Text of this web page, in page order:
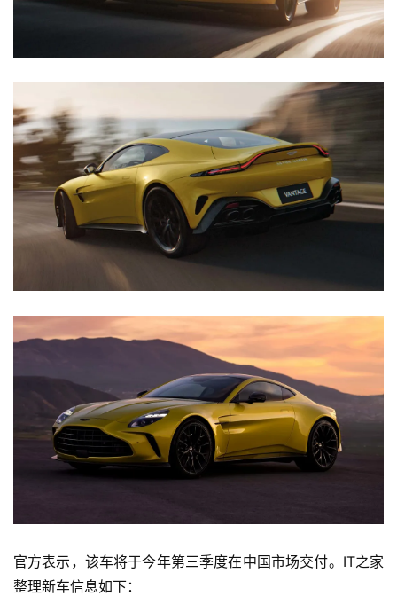
官方表示，该车将于今年第三季度在中国市场交付。IT之家
整理新车信息如下：